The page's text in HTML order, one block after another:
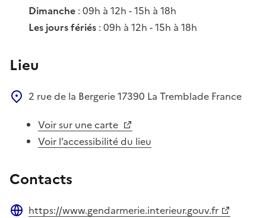
Dimanche : 09h à 12h - 15h à 18h
Les jours fériés : 09h à 12h - 15h à 18h
Lieu
2 rue de la Bergerie17390 La Tremblade France
Voir sur une carte
Voir l’accessibilité du lieu
Contacts
https://www.gendarmerie.interieur.gouv.fr